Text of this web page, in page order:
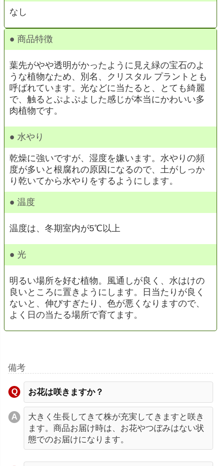
なし
● 商品特徴
葉先がやや透明がかったように見え緑の宝石のよ
うな植物なため、別名、クリスタル プラントとも
呼ばれています。光などに当たると、とても綺麗
で、触るとぷよぷよした感じが本当にかわいい多
肉植物です。
● 水やり
乾燥に強いですが、湿度を嫌います。水やりの頻
度が多いと根腐れの原因になるので、土がしっか
り乾いてから水やりをするようにします。
● 温度
温度は、冬期室内が5℃以上
● 光
明るい場所を好む植物。風通しが良く、水はけの
良いところに置きようにします。日当たりが良く
ないと、伸びすぎたり、色が悪くなりますので、
よく日の当たる場所で育てます。
備考
お花は咲きますか？
大きく生長してきて株が充実してきますと咲き
ます。商品お届け時は、お花やつぼみはない状
態でのお届けになります。